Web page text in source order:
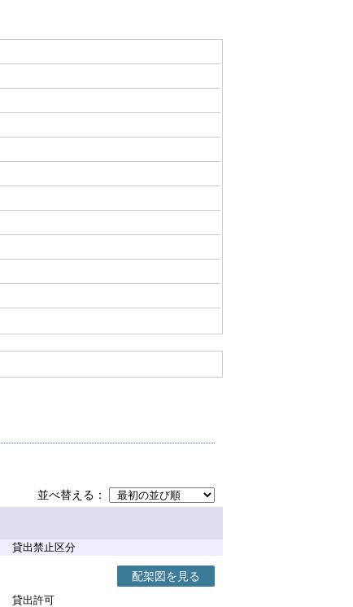
並べ替える
貸出禁止区分
配架図を見る
貸出許可